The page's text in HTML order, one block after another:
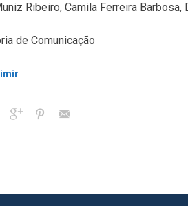
Ribeiro, Camila Ferreira
de Comunicação